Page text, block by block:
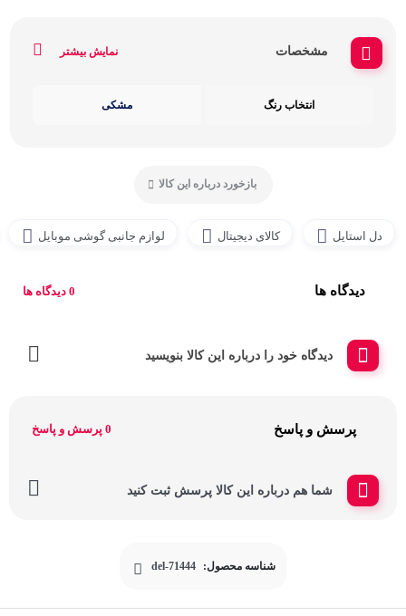
مشخصات نمایش بیشتر
انتخاب رنگ مشکی
بازخورد درباره این کالا
دل استایل کالای دیجیتال لوازم جانبی گوشی موبایل
دیدگاه ها 0 دیدگاه ها
دیدگاه خود را درباره این کالا بنویسید
پرسش و پاسخ 0 پرسش و پاسخ
شما هم درباره این کالا پرسش ثبت کنید
شناسه محصول: del-71444